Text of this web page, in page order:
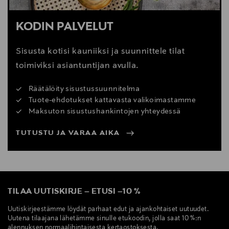
Jääkaapin kirkkaasta valaistuksesta huolehtii kaksi
korkeaa LED-valoa, jotka ovat energiaa säästäviä
Tämä toiminto pitää jääkapin lämpötilan tasaisena
lämpötilaero ei ole ikinä yli yhtä astetta. Korkea
ilmankosteus pitää vihannekset pidempään tuoreina ja
vihanneslaatikossa lämpötila pysyy korkeampana kuin
Multiflow pitää jääkaapissa erittäin tasaisen lämpötilan
hygienian varmistamiseksi
KODIN PALVELUT
Sisusta kotisi kauniiksi ja suunnittele tilat
toimiviksi asiantuntijan avulla.
Räätälöity sisustussuunnitelma
Tuote-ehdotukset kattavasta valikoimastamme
Maksuton sisustushankintojen yhteydessä
TUTUSTU JA VARAA AIKA
TILAA UUTISKIRJE – ETUSI –10 %
Uutiskirjeestämme löydät parhaat edut ja ajankohtaiset uutuudet.
Uutena tilaajana lähetämme sinulle etukoodin, jolla saat 10 %:n